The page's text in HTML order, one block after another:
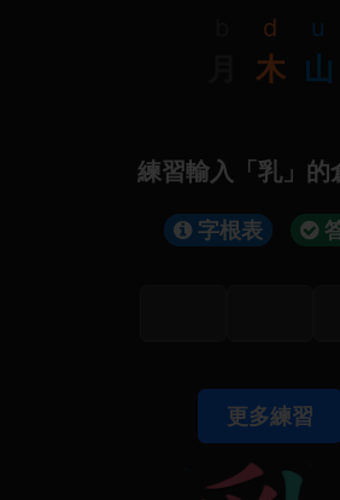
d
木
u
山
練習輸入「乳」的
字根表
更多練習